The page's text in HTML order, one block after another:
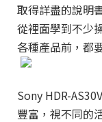
取得詳盡的說明
從裡面學到不少
各種產品前，都
Sony HDR-
豐富，視不同的